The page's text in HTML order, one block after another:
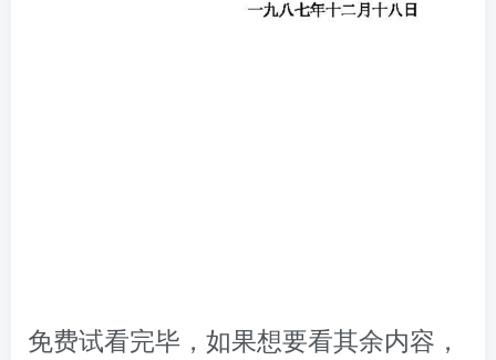
免费试看完毕，如果想要看其余内容，